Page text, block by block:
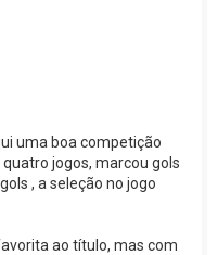
uma boa competição
jogos, marcou gols
, a seleção no jogo
ao título, mas com